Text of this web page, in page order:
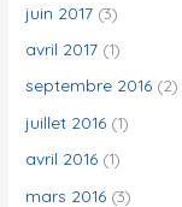
juin 2017 (3)
avril 2017 (1)
septembre 2016 (2)
juillet 2016 (1)
avril 2016 (1)
mars 2016 (3)